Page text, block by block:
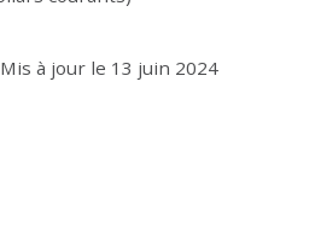
Mis à jour le 13 juin 2024